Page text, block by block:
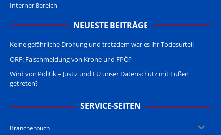
Interner Bereich
NEUESTE BEITRÄGE
Keine gefährliche Drohung und trotzdem war es ihr Todesurteil
ORF: Falschmeldung von Krone und FPÖ?
Wird von Politik – Justiz und EU unser Datenschutz mit Füßen
getreten?
SERVICE-SEITEN
Branchenbuch